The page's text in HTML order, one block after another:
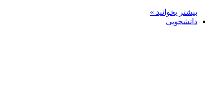
بیشتر بخوانید »
دانشجویی